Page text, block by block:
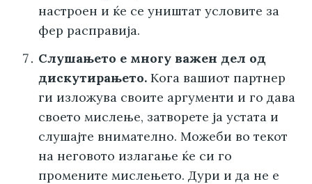
настроен и ќе се уништат условите за
фер расправија.
Слушањето е многу важен дел од
дискутирањето. Кога вашиот партнер
ги изложува своите аргументи и го дава
своето мислење, затворете ја устата и
слушајте внимателно. Можеби во текот
на неговото излагање ќе си го
промените мислењето. Дури и да не е